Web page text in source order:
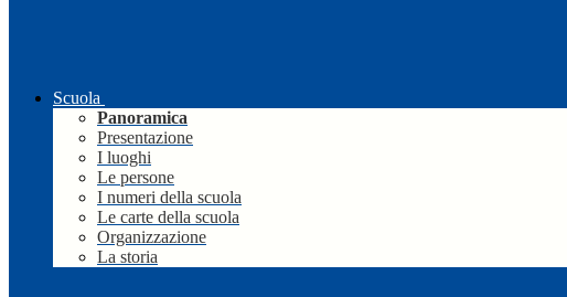
Scuola
Panoramica
Presentazione
I luoghi
Le persone
I numeri della scuola
Le carte della scuola
Organizzazione
La storia